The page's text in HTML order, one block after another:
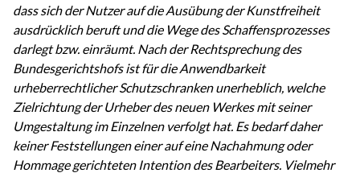
dass sich der Nutzer auf die Ausübung der Kunstfreiheit
ausdrücklich beruft und die Wege des Schaffensprozesses
darlegt bzw. einräumt. Nach der Rechtsprechung des
Bundesgerichtshofs ist für die Anwendbarkeit
urheberrechtlicher Schutzschranken unerheblich, welche
Zielrichtung der Urheber des neuen Werkes mit seiner
Umgestaltung im Einzelnen verfolgt hat. Es bedarf daher
keiner Feststellungen einer auf eine Nachahmung oder
Hommage gerichteten Intention des Bearbeiters. Vielmehr